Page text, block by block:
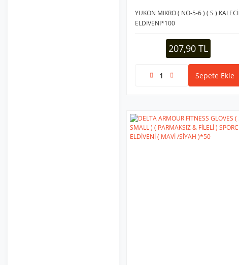
YUKON MIKRO ( NO-5-6 ) ( S ) KALECİ
ELDİVENİ*100
207,90 TL
Sepete Ekle